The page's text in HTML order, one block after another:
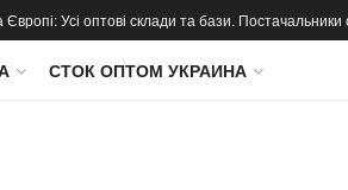
Європі: Усі оптові склади та бази. Постачальники
СТОК ОПТОМ УКРАИНА